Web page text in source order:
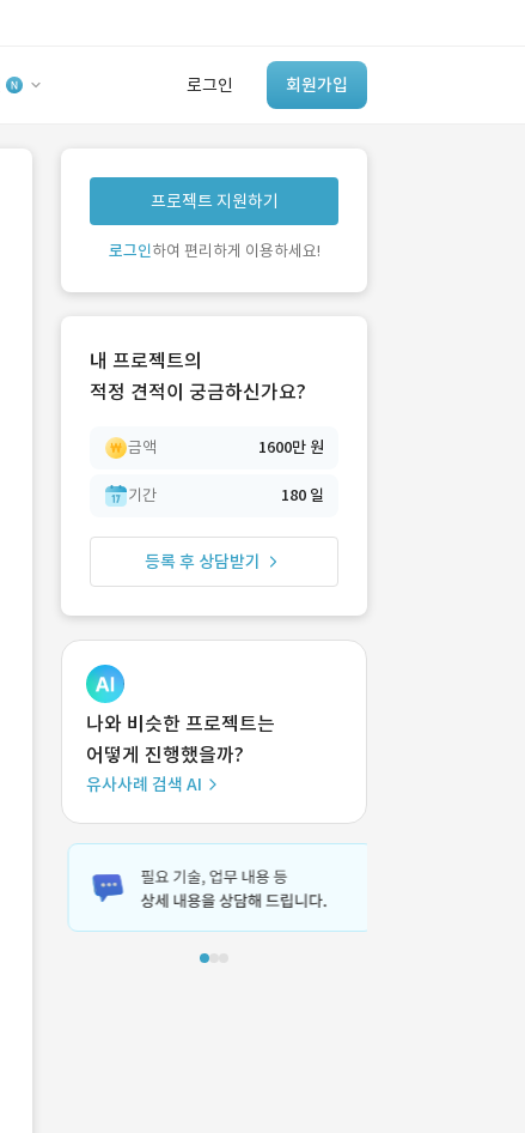
로그인 회원가입
유사사례 검색 AI
‘이런 거’ 만들어본
개발 회사 있어?
프로젝트 지원하기
로그인하여 편리하게 이용하세요!
내 프로젝트의
적정 견적이 궁금하신가요?
금액 1억 원
기간 300 일
등록 후 상담받기
나와 비슷한 프로젝트는
어떻게 진행했을까?
유사사례 검색 AI